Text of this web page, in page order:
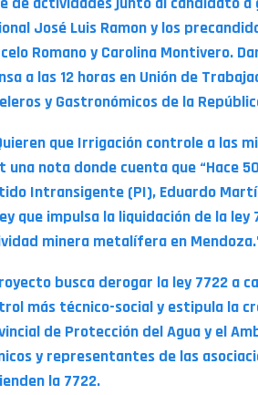
José Luis Ramon y los
Romano y Carolina Montivero.
a las 12 horas en Unión de
y Gastronómicos de la
que Irrigación controle a las
una nota donde cuenta que “Hace
Intransigente (PI), Eduardo
que impulsa la liquidación de la
minera metalífera en
busca derogar la ley 7722 a
más técnico-social y estipula la
de Protección del Agua y el
y representantes de las
la 7722.